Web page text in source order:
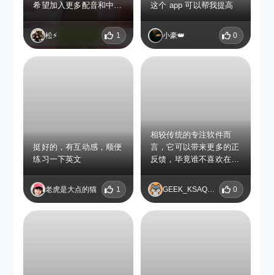
希望加入更多配音和中文
内购太贵了并且没有买断
QvQ。
松⚡️ 1
这个 app 可以帮我提高
小豪👑 0
挺好的，有互动感，顺便
练习一下英文
老虎是大点的猫 1
相较传统的专注软件而
言，它可以带来更多的正
反馈，毕竟谁不喜欢在工
着你呢😊
GEEK_KSAQEKBX 0